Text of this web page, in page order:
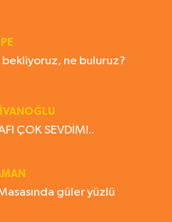
ne buluruz?
ÇOK SEVDİM!..
güler yüzlü